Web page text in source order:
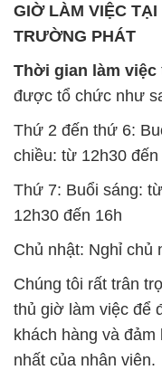
GIỜ LÀM VIỆC
TRƯỜNG PHÁT
Thời gian làm việc
được tổ chức như
Thứ 2 đến thứ 6:
chiều: từ 12h30 đến
Thứ 7: Buổi sáng:
12h30 đến 16h
Chủ nhật: Nghỉ chủ
Chúng tôi rất trân
thủ giờ làm việc để
khách hàng và
nhất của nhân viên.